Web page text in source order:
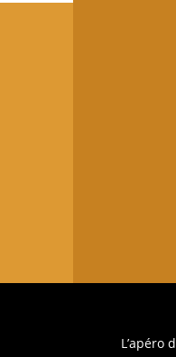
L’apéro